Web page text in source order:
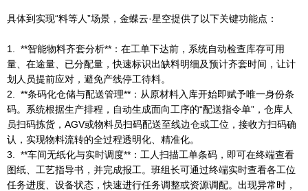
具体到实现“料等人”场景，金蝶云·星空提供了以下关键功能点：
1. **智能物料齐套分析**：在工单下达前，系统自动检查库存可用
量、在途量、已分配量，快速标识出缺料明细及预计齐套时间，让计
划人员提前应对，避免产线停工待料。
2. **条码化仓储与配送管理**：从原材料入库开始即赋予唯一身份条
码。系统根据生产排程，自动生成面向工序的“配送指令单”，仓库人
员扫码拣货，AGV或物料员扫码配送至线边仓或工位，接收方扫码确
认，实现物料流转的全过程透明化、精准化。
3. **车间无纸化与实时调度**：工人扫描工单条码，即可在终端查看
图纸、工艺指导书，并完成报工。班组长可通过终端实时查看各工位
任务进度、设备状态，快速进行任务调整或资源调配。出现异常时，